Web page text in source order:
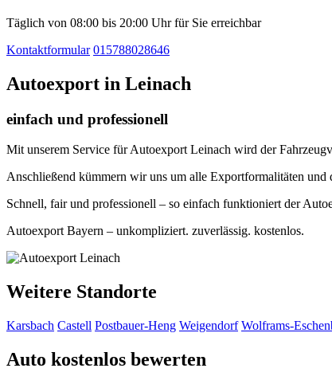
Täglich von 08:00 bis 20:00 Uhr für Sie erreichbar
Kontaktformular 015788028646
Autoexport in Leinach
einfach und professionell
Mit unserem Service für Autoexport Leinach wird der
Anschließend kümmern wir uns um alle Exportformalitäten und
Schnell, fair und professionell – so einfach funktioniert der
Autoexport Bayern – unkompliziert. zuverlässig. kostenlos.
Weitere Standorte
Karsbach Castell Postbauer-Heng Weigendorf Wolframs-
Auto kostenlos bewerten